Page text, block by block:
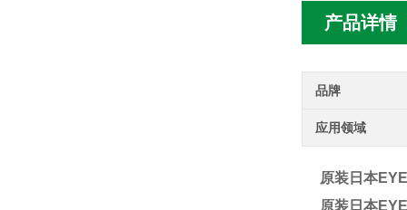
产品详情
品牌
应用领域
原装日本
原装日本